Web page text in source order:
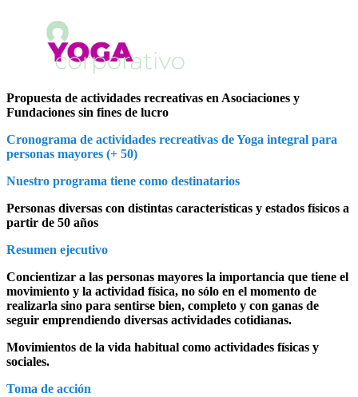
Propuesta de actividades recreativas en Asociaciones y
Fundaciones sin fines de lucro
Cronograma de actividades recreativas de Yoga integral para
personas mayores (+ 50)
Nuestro programa tiene como destinatarios
Personas diversas con distintas características y estados físicos a
partir de 50 años
Resumen ejecutivo
Concientizar a las personas mayores la importancia que tiene el
movimiento y la actividad física, no sólo en el momento de
realizarla sino para sentirse bien, completo y con ganas de
seguir emprendiendo diversas actividades cotidianas.
Movimientos de la vida habitual como actividades físicas y
sociales.
Toma de acción